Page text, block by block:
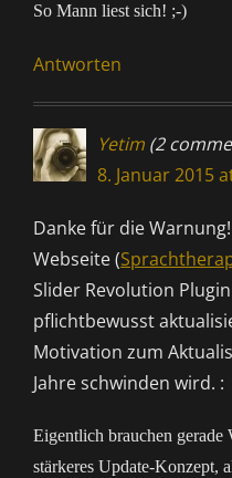
So Mann liest sich! ;-)
Antworten
Yetim (2
8. Januar 2015
Danke für die
Webseite (
Slider Revolution
pflichtbewusst
Motivation zum
Jahre schwinden wird. :
Eigentlich brauchen
stärkeres Update-Konzept,